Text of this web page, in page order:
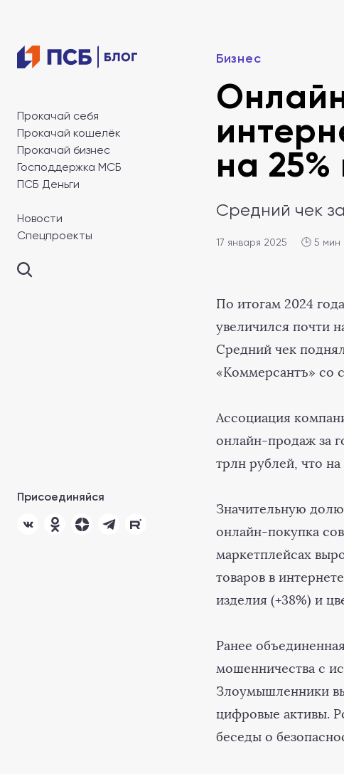
Прокачай себя
Прокачай кошелёк
Прокачай бизнес
Господдержка МСБ
ПСБ Деньги
Новости
Спецпроекты
Присоединяйся
Бизнес
на 25%
Средний чек
17 января 2025 🕒 5 мин
По итогам 2024
увеличился почти
Средний чек
«Коммерсантъ» со
Ассоциация
онлайн-продаж за
трлн рублей, что
Значительную долю
онлайн-покупка
маркетплейсах
товаров в
изделия (+38%) и
Ранее
мошенничества с
Злоумышленники
цифровые активы.
беседы о